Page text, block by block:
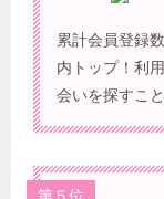
累計会員登録
内トップ！利
会いを探すこ